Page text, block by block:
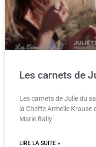
Les carnets de
Les carnets de Julie du
la Cheffe Armelle Krause
Marie Bally
LIRE LA SUITE »